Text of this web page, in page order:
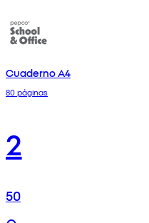
Cuaderno A4
80 páginas
2
50